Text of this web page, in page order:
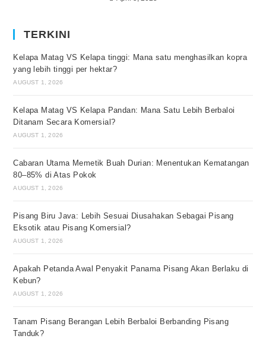
TERKINI
Kelapa Matag VS Kelapa tinggi: Mana satu menghasilkan kopra
yang lebih tinggi per hektar?
AUGUST 1, 2026
Kelapa Matag VS Kelapa Pandan: Mana Satu Lebih Berbaloi
Ditanam Secara Komersial?
AUGUST 1, 2026
Cabaran Utama Memetik Buah Durian: Menentukan Kematangan
80–85% di Atas Pokok
AUGUST 1, 2026
Pisang Biru Java: Lebih Sesuai Diusahakan Sebagai Pisang
Eksotik atau Pisang Komersial?
AUGUST 1, 2026
Apakah Petanda Awal Penyakit Panama Pisang Akan Berlaku di
Kebun?
AUGUST 1, 2026
Tanam Pisang Berangan Lebih Berbaloi Berbanding Pisang
Tanduk?